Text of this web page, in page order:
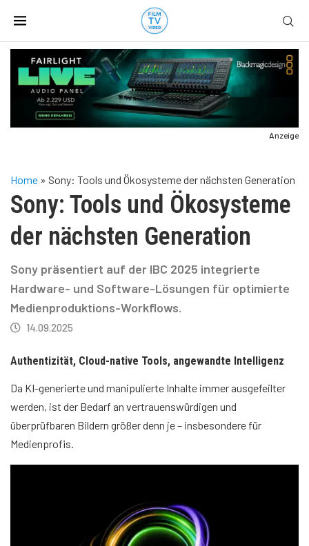
Anzeige
Home » Sony: Tools und Ökosysteme der nächsten Generation
Sony: Tools und Ökosysteme
der nächsten Generation
Sony präsentiert auf der IBC 2025 integrierte
Hardware- und Software-Lösungen für optimierte
Medienproduktions-Workflows.
14.09.2025
Authentizität, Cloud-native Tools, angewandte Intelligenz
Da KI-generierte und manipulierte Inhalte immer ausgefeilter
werden, ist der Bedarf an vertrauenswürdigen und
überprüfbaren Bildern größer denn je – insbesondere für
Medienprofis.